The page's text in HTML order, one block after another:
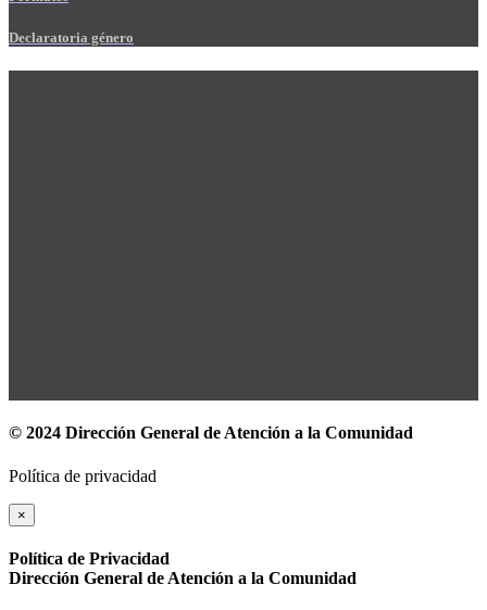
Declaratoria género
© 2024 Dirección General de Atención a la Comunidad
Política de privacidad
×
Política de Privacidad
Dirección General de Atención a la Comunidad